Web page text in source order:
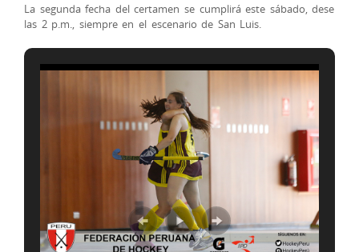
La segunda fecha del certamen se cumplirá este sábado, dese
las 2 p.m., siempre en el escenario de San Luis.